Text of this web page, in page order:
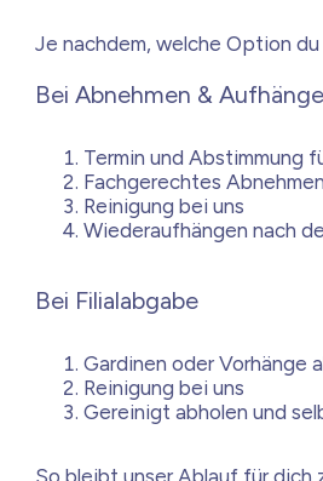
Je nachdem, welche Option du
Bei Abnehmen &
Termin und Abstimmung
Fachgerechtes
Reinigung bei uns
Wiederaufhängen nach
Bei Filialabgabe
Gardinen oder Vorhänge
Reinigung bei uns
Gereinigt abholen und
So bleibt unser Ablauf für dich